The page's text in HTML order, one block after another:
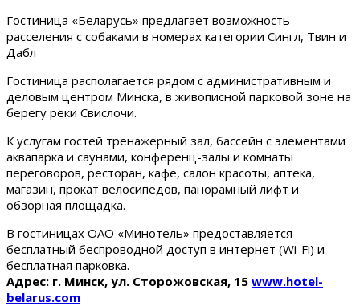
Гостиница «Беларусь» предлагает возможность
расселения с собаками в номерах категории Сингл, Твин и
Дабл
Гостиница располагается рядом с административным и
деловым центром Минска, в живописной парковой зоне на
берегу реки Свислочи.
К услугам гостей тренажерный зал, бассейн с элементами
аквапарка и саунами, конференц-залы и комнаты
переговоров, ресторан, кафе, салон красоты, аптека,
магазин, прокат велосипедов, панорамный лифт и
обзорная площадка.
В гостиницах ОАО «Минотель» предоставляется
бесплатный беспроводной доступ в интернет (Wi-Fi) и
бесплатная парковка.
Адрес: г. Минск, ул. Сторожовская, 15 www.hotel-
belarus.com